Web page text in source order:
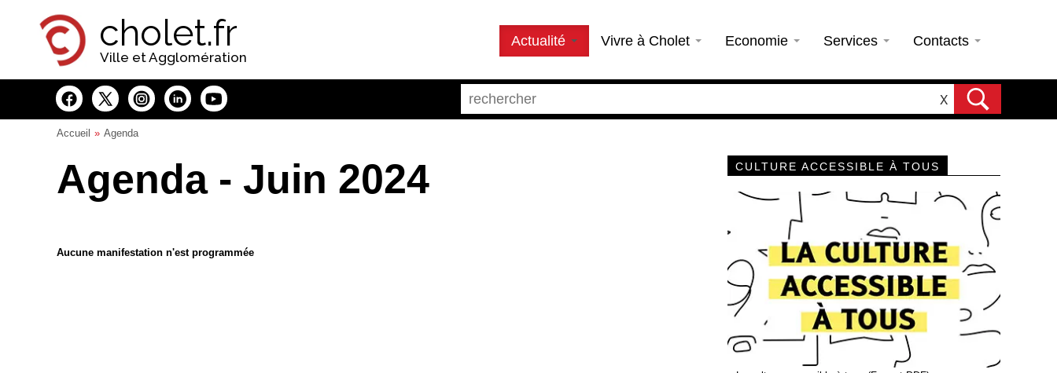
cholet.fr
Ville et Agglomération
Actualité Vivre à Cholet Economie Services Contacts
X
Accueil Agenda
Agenda - Juin 2024
Aucune manifestation n'est programmée
CULTURE ACCESSIBLE À TOUS